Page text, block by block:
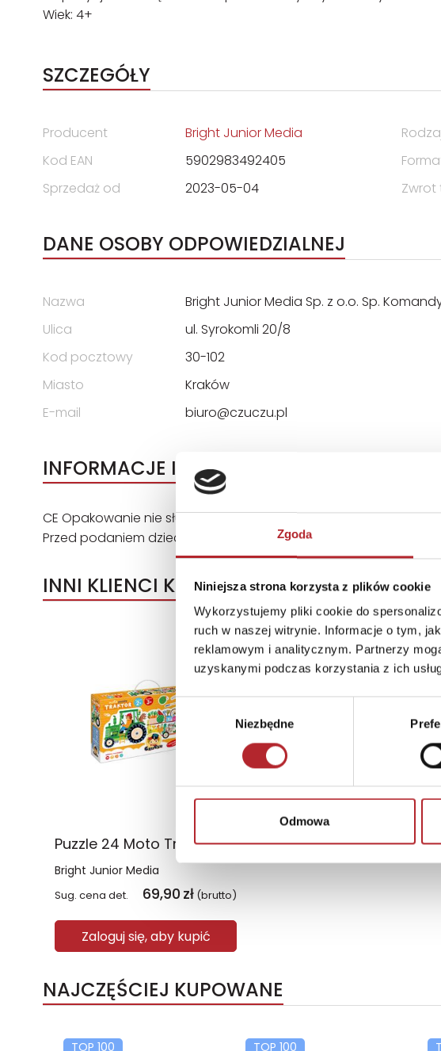
Zgoda
Niniejsza strona korzysta z plików cookie
Wykorzystujemy pliki cookie do
ruch w naszej witrynie. Informacje o tym,
reklamowym i analitycznym. Partnerzy
uzyskanymi podczas korzystania z ich
Wybór
zgody
Niezbędne
Odmowa
Wiek: 4+
SZCZEGÓŁY
Producent
Bright Junior Media
Kod EAN
5902983492405
Sprzedaż od
2023-05-04
Zwrot
DANE OSOBY ODPOWIEDZIALNEJ
Nazwa
Bright Junior Media Sp. z o.o. Sp.
Ulica
ul. Syrokomli 20/8
Kod pocztowy
30-102
Miasto
Kraków
E-mail
biuro@czuczu.pl
INFORMACJE I OSTRZEŻENIA
CE Opakowanie nie służy do zabawy. Zachowaj opakowanie
Przed podaniem dziecku upewnij się, że produkt jest kompletny i
INNI KLIENCI KUPOWALI
Puzzle 24 Moto Traktor CzuCzu
Bright Junior Media
Sug. cena det. 69,90 zł (brutto)
Zaloguj się, aby kupić
NAJCZĘŚCIEJ KUPOWANE
TOP 100
TOP 100